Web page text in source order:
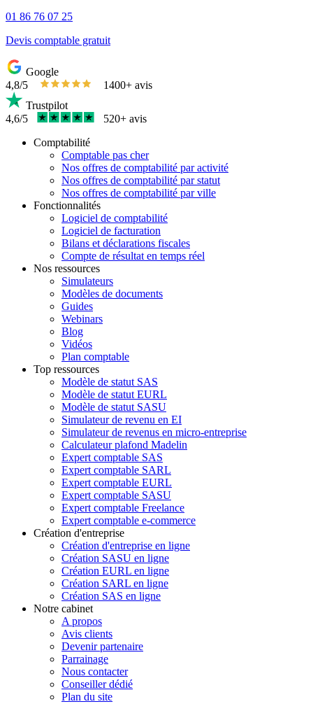
01 86 76 07 25
Devis comptable gratuit
Google
4,8/5
1400+ avis
Trustpilot
4,6/5
520+ avis
Comptabilité
Comptable pas cher
Nos offres de comptabilité par activité
Nos offres de comptabilité par statut
Nos offres de comptabilité par ville
Fonctionnalités
Logiciel de comptabilité
Logiciel de facturation
Bilans et déclarations fiscales
Compte de résultat en temps réel
Nos ressources
Simulateurs
Modèles de documents
Guides
Webinars
Blog
Vidéos
Plan comptable
Top ressources
Modèle de statut SAS
Modèle de statut EURL
Modèle de statut SASU
Simulateur de revenu en EI
Simulateur de revenus en micro-entreprise
Calculateur plafond Madelin
Expert comptable SAS
Expert comptable SARL
Expert comptable EURL
Expert comptable SASU
Expert comptable Freelance
Expert comptable e-commerce
Création d'entreprise
Création d'entreprise en ligne
Création SASU en ligne
Création EURL en ligne
Création SARL en ligne
Création SAS en ligne
Notre cabinet
A propos
Avis clients
Devenir partenaire
Parrainage
Nous contacter
Conseiller dédié
Plan du site